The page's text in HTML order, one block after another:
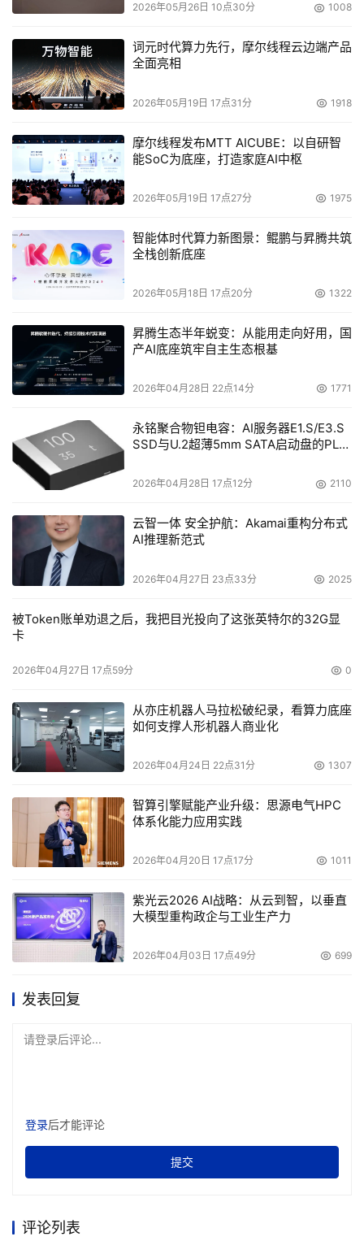
2026年05月26日 10点30分 1008
词元时代算力先行，摩尔线程云边端产品
全面亮相
2026年05月19日 17点31分 1918
摩尔线程发布MTT AICUBE：以自研智
能SoC为底座，打造家庭AI中枢
2026年05月19日 17点27分 1975
智能体时代算力新图景：鲲鹏与昇腾共筑
全栈创新底座
2026年05月18日 17点20分 1322
昇腾生态半年蜕变：从能用走向好用，国
产AI底座筑牢自主生态根基
2026年04月28日 22点14分 1771
永铭聚合物钽电容：AI服务器E1.S/E3.S
SSD与U.2超薄5mm SATA启动盘的PLP
2026年04月28日 17点12分 2110
云智一体 安全护航：Akamai重构分布式
AI推理新范式
2026年04月27日 23点33分 2025
被Token账单劝退之后，我把目光投向了这张英特尔的32G显
卡
2026年04月27日 17点59分 0
从亦庄机器人马拉松破纪录，看算力底座
如何支撑人形机器人商业化
2026年04月24日 22点31分 1307
智算引擎赋能产业升级：思源电气HPC
体系化能力应用实践
2026年04月20日 17点17分 1011
紫光云2026 AI战略：从云到智，以垂直
大模型重构政企与工业生产力
2026年04月03日 17点49分 699
发表回复
请登录后评论...
登录后才能评论
提交
评论列表